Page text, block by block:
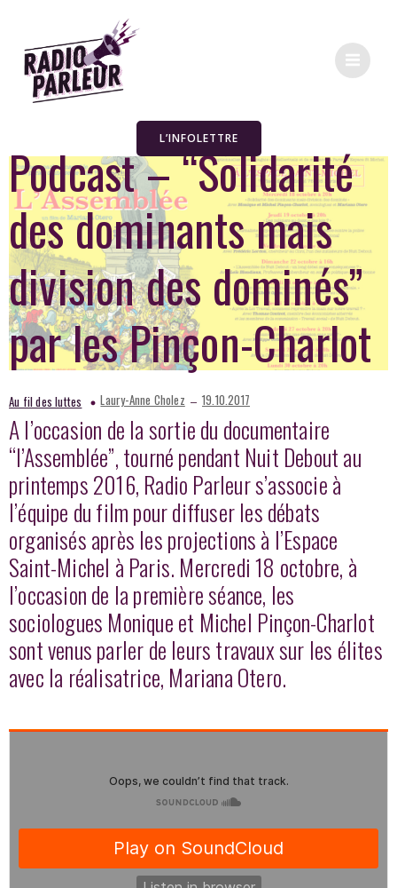
L’INFOLETTRE
Podcast – “Solidarité
des dominants mais
division des dominés”
par les Pinçon-Charlot
Au fil des luttes Laury-Anne Cholez – 19.10.2017
A l’occasion de la sortie du documentaire
“l’Assemblée”, tourné pendant Nuit Debout au
printemps 2016, Radio Parleur s’associe à
l’équipe du film pour diffuser les débats
organisés après les projections à l’Espace
Saint-Michel à Paris. Mercredi 18 octobre, à
l’occasion de la première séance, les
sociologues Monique et Michel Pinçon-Charlot
sont venus parler de leurs travaux sur les élites
avec la réalisatrice, Mariana Otero.